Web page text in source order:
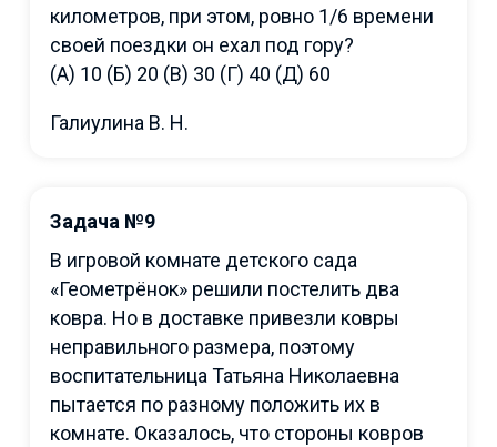
километров, при этом, ровно 1/6 времени
своей поездки он ехал под гору?
(А) 10 (Б) 20 (В) 30 (Г) 40 (Д) 60
Галиулина В. Н.
Задача №9
В игровой комнате детского сада
«Геометрёнок» решили постелить два
ковра. Но в доставке привезли ковры
неправильного размера, поэтому
воспитательница Татьяна Николаевна
пытается по разному положить их в
комнате. Оказалось, что стороны ковров